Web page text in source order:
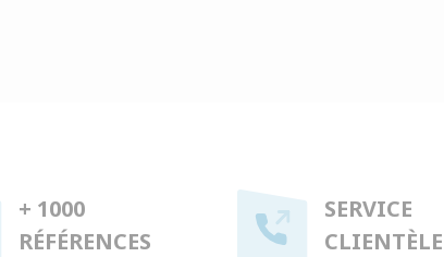
+ 1000
RÉFÉRENCES
SERVICE
CLIENTÈLE